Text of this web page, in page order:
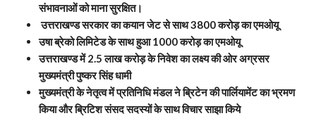
संभावनाओं को माना सुरक्षित।
उत्तराखण्ड सरकार का कयान जेट से साथ 3800 करोड़ का एमओयू
उषा ब्रेको लिमिटेड के साथ हुआ 1000 करोड़ का एमओयू
उत्तराखण्ड में 2.5 लाख करोड़ के निवेश का लक्ष्य की ओर अग्रसर
मुख्यमंत्री पुष्कर सिंह धामी
मुख्यमंत्री के नेतृत्व में प्रतिनिधि मंडल ने ब्रिटेन की पार्लियामेंट का भ्रमण
किया और ब्रिटिश संसद सदस्यों के साथ विचार साझा किये